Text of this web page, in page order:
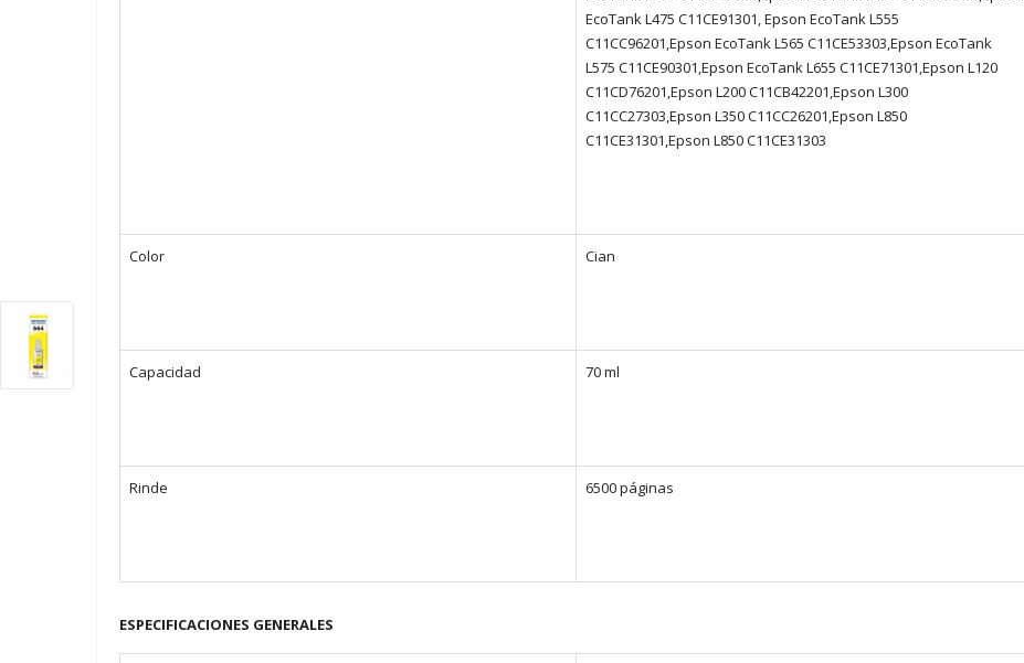
EcoTank L475 C11CE91301, Epson EcoTank L555
C11CC96201,Epson EcoTank L565 C11CE53303,Epson EcoTank
L575 C11CE90301,Epson EcoTank L655 C11CE71301,Epson L120
C11CD76201,Epson L200 C11CB42201,Epson L300
C11CC27303,Epson L350 C11CC26201,Epson L850
C11CE31301,Epson L850 C11CE31303
Color Cian
Capacidad 70 ml
Rinde 6500 páginas
ESPECIFICACIONES GENERALES